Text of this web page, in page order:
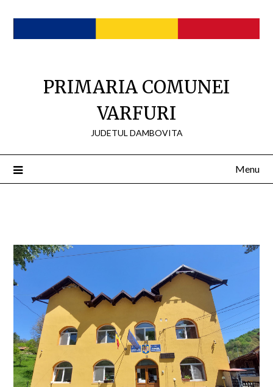
content
PRIMARIA COMUNEI
VARFURI
JUDETUL DAMBOVITA
Menu